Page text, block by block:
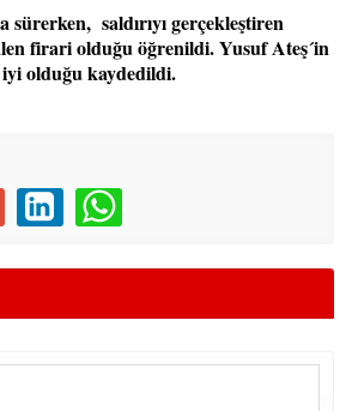
saldırıyı gerçekleştiren
firari olduğu öğrenildi. Yusuf Ateş´in
olduğu kaydedildi.